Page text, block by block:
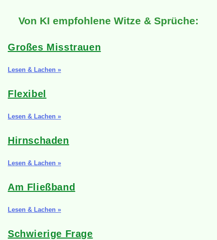
Von KI empfohlene Witze & Sprüche:
Großes Misstrauen
Lesen & Lachen »
Flexibel
Lesen & Lachen »
Hirnschaden
Lesen & Lachen »
Am Fließband
Lesen & Lachen »
Schwierige Frage